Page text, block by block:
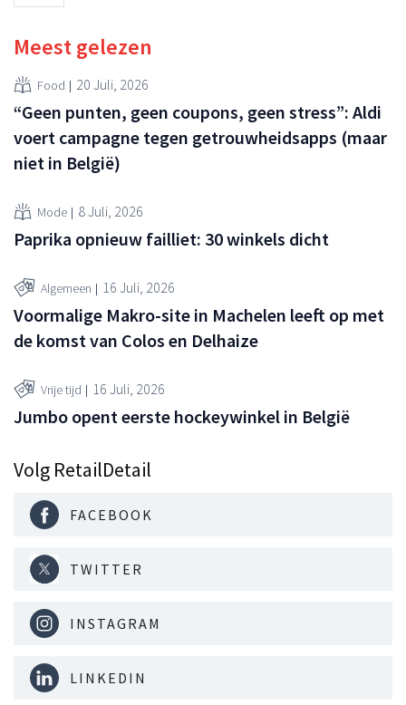
Meest gelezen
Food 20 Juli, 2026
“Geen punten, geen coupons, geen stress”: Aldi
voert campagne tegen getrouwheidsapps (maar
niet in België)
Mode 8 Juli, 2026
Paprika opnieuw failliet: 30 winkels dicht
Algemeen 16 Juli, 2026
Voormalige Makro-site in Machelen leeft op met
de komst van Colos en Delhaize
Vrije tijd 16 Juli, 2026
Jumbo opent eerste hockeywinkel in België
Volg RetailDetail
FACEBOOK
TWITTER
INSTAGRAM
LINKEDIN